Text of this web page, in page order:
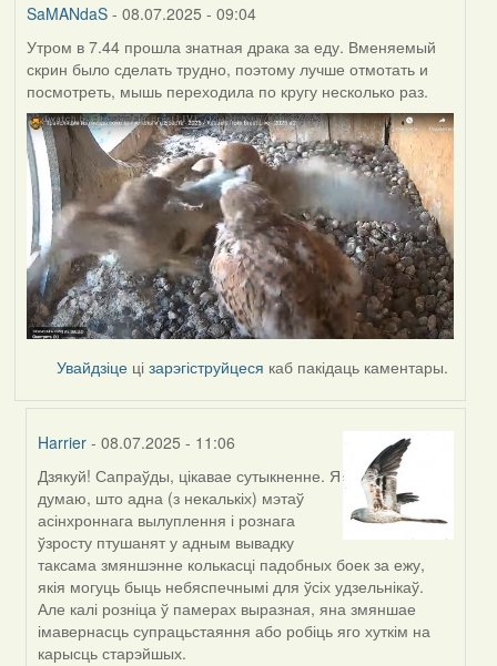
SaMANdaS- 08.07.2025 - 09:04
Утром в 7.44 прошла знатная драка за еду. Вменяемый
скрин было сделать трудно, поэтому лучше отмотать и
посмотреть, мышь переходила по кругу несколько раз.
Увайдзіце цізарэгіструйцеся каб пакідаць каментары.
Harrier - 08.07.2025 - 11:06
In
reply
to
by
SaMANdaS
Дзякуй! Сапраўды, цікавае сутыкненне. Я
думаю, што адна (з некалькіх) мэтаў
асінхроннага вылуплення і рознага
ўзросту птушанят у адным вывадку
таксама змяншэнне колькасці падобных боек за ежу,
якія могуць быць небяспечнымі для ўсіх удзельнікаў.
Але калі розніца ў памерах выразная, яна змяншае
імавернасць супрацьстаяння або робіць яго хуткім на
карысць старэйшых.